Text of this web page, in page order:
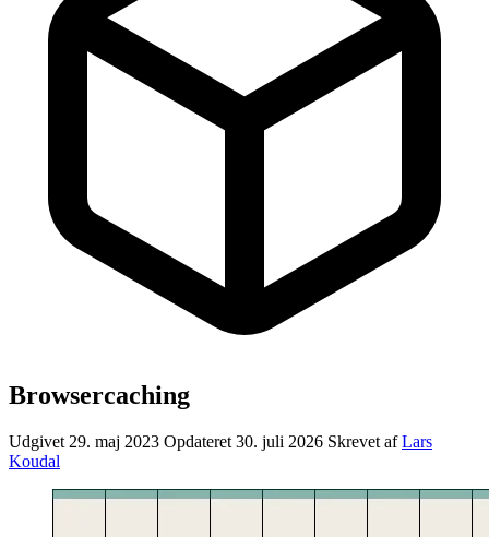
Browsercaching
Udgivet 29. maj 2023 Opdateret 30. juli 2026 Skrevet afLars
Koudal